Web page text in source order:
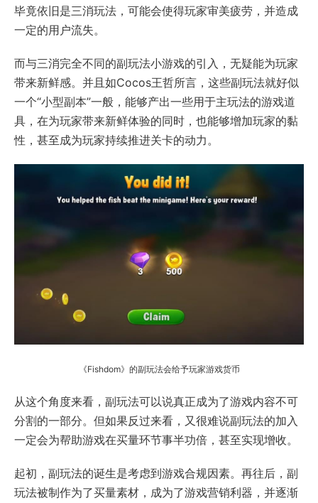
毕竟依旧是三消玩法，可能会使得玩家审美疲劳，并造成
一定的用户流失。
而与三消完全不同的副玩法小游戏的引入，无疑能为玩家
带来新鲜感。并且如Cocos王哲所言，这些副玩法就好似
一个“小型副本”一般，能够产出一些用于主玩法的游戏道
具，在为玩家带来新鲜体验的同时，也能够增加玩家的黏
性，甚至成为玩家持续推进关卡的动力。
《Fishdom》的副玩法会给予玩家游戏货币
从这个角度来看，副玩法可以说真正成为了游戏内容不可
分割的一部分。但如果反过来看，又很难说副玩法的加入
一定会为帮助游戏在买量环节事半功倍，甚至实现增收。
起初，副玩法的诞生是考虑到游戏合规因素。再往后，副
玩法被制作为了买量素材，成为了游戏营销利器，并逐渐